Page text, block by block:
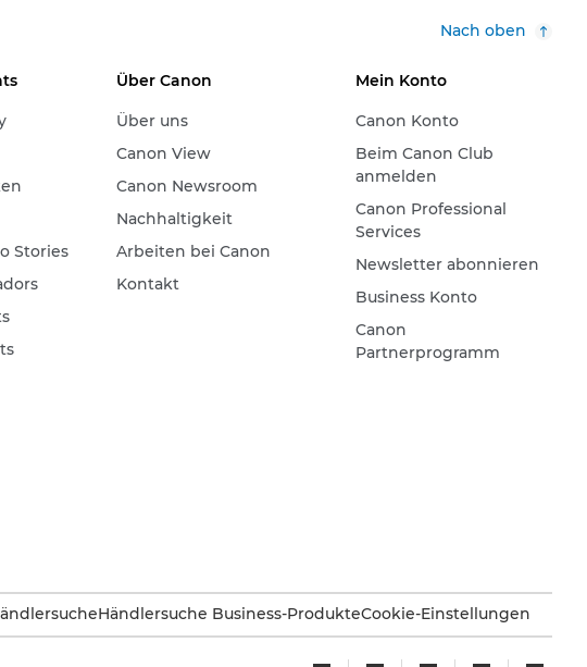
Nach oben
Stories
Über Canon
Über uns
Canon View
Canon Newsroom
Nachhaltigkeit
Arbeiten bei Canon
Kontakt
Mein Konto
Canon Konto
Beim Canon Club
anmelden
Canon Professional
Services
Newsletter abonnieren
Business Konto
Canon
Partnerprogramm
Händlersuche Business-ProdukteCookie-Einstellungen